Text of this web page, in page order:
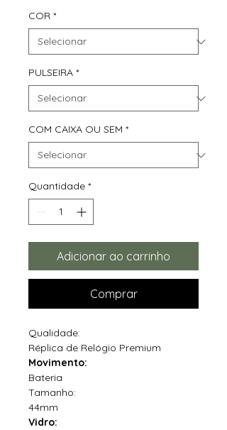
COR *
PULSEIRA *
COM CAIXA OU SEM *
Quantidade *
Adicionar ao carrinho
Comprar
Qualidade:
Réplica de Relógio Premium
Movimento:
Bateria
Tamanho:
44mm
Vidro: